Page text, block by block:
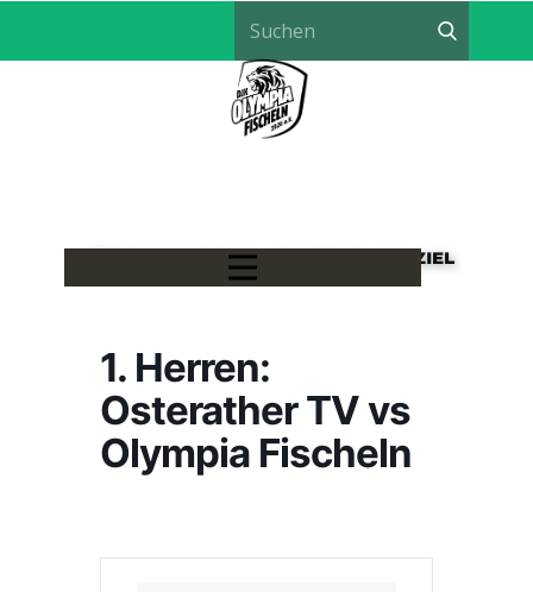
LÖWEN HANDBALL - EIN TEAM, EIN ZIEL
1. Herren:
Osterather TV vs
Olympia Fischeln